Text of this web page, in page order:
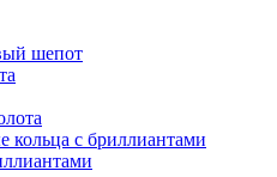
шепот
кольца с бриллиантами